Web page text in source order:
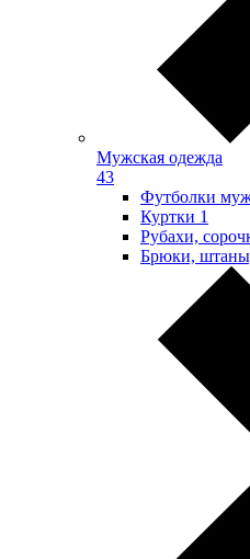
Мужская одежда
43
Футболки
Куртки 1
Рубахи,
Брюки,